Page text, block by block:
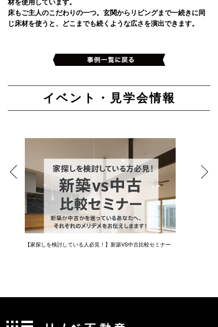
床もご主人のこだわりの一つ。玄関からリビングまで一続きに同
じ床材を使うと、どこまでも続くような広さを演出できます。
イベント・見学会情報
【家探しを検討している人必見！】新築VS中古比較セミナー